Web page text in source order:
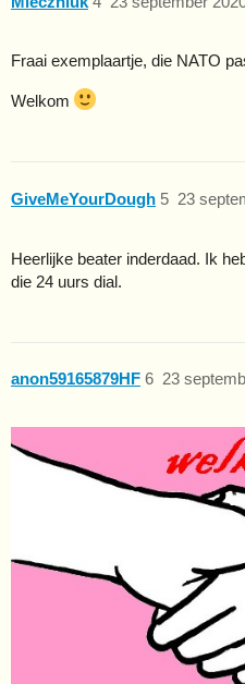
Fraai exemplaartje, die NATO
Welkom
GiveMeYourDough 23
5
Heerlijke beater inderdaad. Ik
die 24 uurs dial.
anon59165879HF 23
6